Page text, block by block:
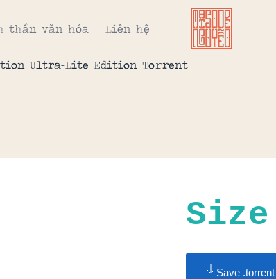
thần văn hóa Liên hệ
Ultra-Lite Edition To𝚛rent
Save .torrent